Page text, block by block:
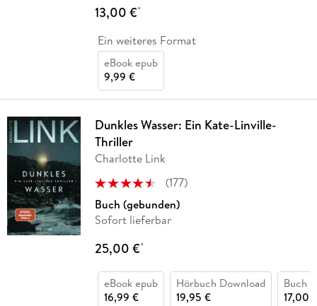
13,00 €*
Ein weiteres Format
eBook epub
9,99 €
Dunkles Wasser: Ein Kate-Linville-
Thriller
Charlotte Link
(177)
Buch (gebunden)
Sofort lieferbar
25,00 €*
eBook epub
16,99 €
Hörbuch Download
19,95 €
Buch
17,00